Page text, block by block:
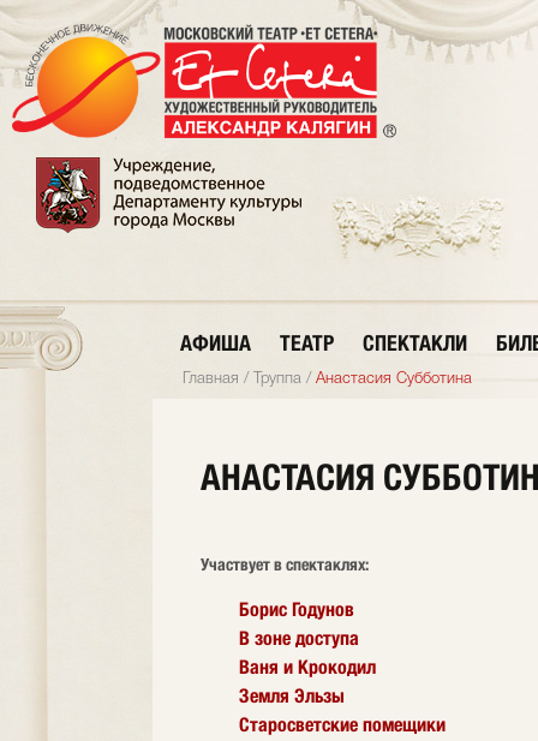
АФИША ТЕАТР СПЕКТАКЛИ
Главная / Труппа / Анастасия Субботина
АНАСТАСИЯ
Участвует в спектаклях:
Борис Годунов
В зоне доступа
Ваня и Крокодил
Земля Эльзы
Старосветские помещики